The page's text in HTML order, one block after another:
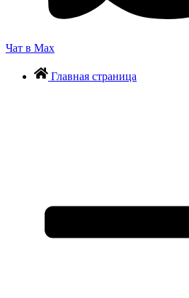
Чат в Max
Главная страница